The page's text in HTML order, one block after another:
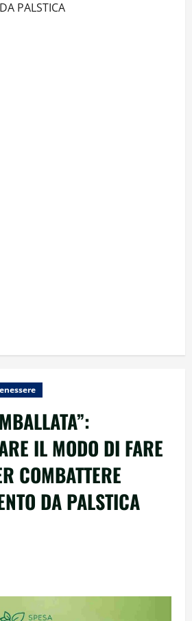
PALSTICA
IL MODO DI FARE
COMBATTERE
DA PALSTICA